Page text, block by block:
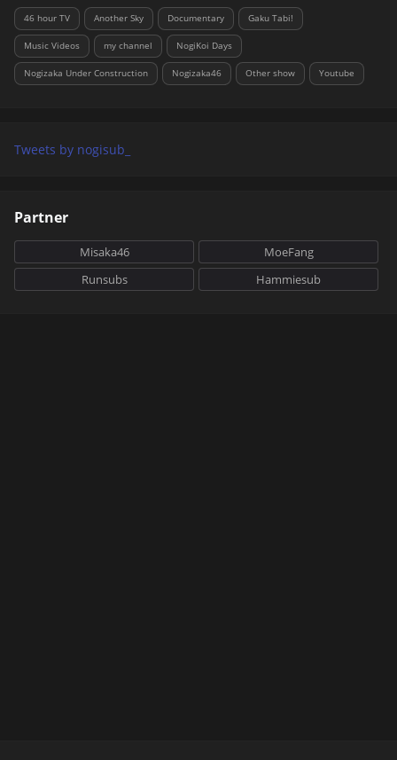
46 hour TV Another Sky Documentary Gaku Tabi!
Music Videos my channel NogiKoi Days
Nogizaka Under Construction Nogizaka46 Other show Youtube
Tweets by nogisub_
Partner
Misaka46
MoeFang
Runsubs
Hammiesub